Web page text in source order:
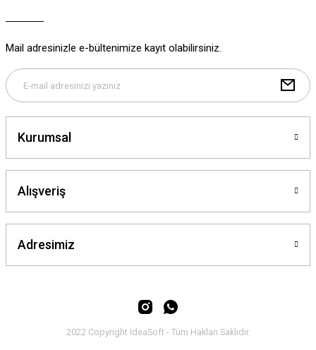
Bu ürüne benzer farklı alternatifler olmalı.
Mail adresinizle e-bültenimize kayıt olabilirsiniz.
Kurumsal
Alışveriş
Adresimiz
2022 Copyright IdeaSoft - Tüm Hakları Saklıdır.